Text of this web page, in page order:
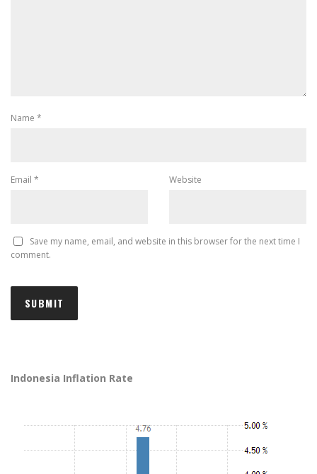
Name *
Email * Website
Save my name, email, and website in this browser for the next time I
comment.
Indonesia Inflation Rate